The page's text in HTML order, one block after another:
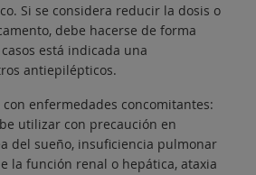
Si se considera reducir la dosis o
debe hacerse de forma
está indicada una
antiepilépticos.
enfermedades concomitantes:
utilizar con precaución en
del sueño, insuficiencia pulmonar
la función renal o hepática, ataxia